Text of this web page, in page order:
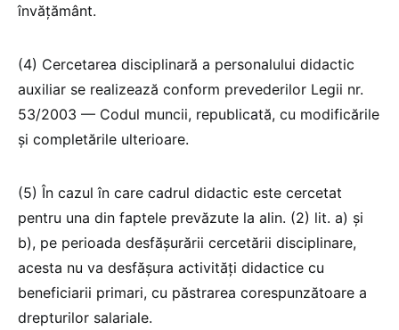
învățământ.
(4) Cercetarea disciplinară a personalului didactic
auxiliar se realizează conform prevederilor Legii nr.
53/2003 — Codul muncii, republicată, cu modificările
și completările ulterioare.
(5) În cazul în care cadrul didactic este cercetat
pentru una din faptele prevăzute la alin. (2) lit. a) și
b), pe perioada desfășurării cercetării disciplinare,
acesta nu va desfășura activități didactice cu
beneficiarii primari, cu păstrarea corespunzătoare a
drepturilor salariale.